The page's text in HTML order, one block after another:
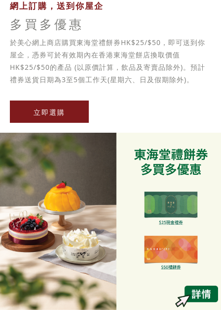
網上訂購，送到你屋企
多買多優惠
於美心網上商店購買東海堂禮餅券HK$25/$50，即可送到你
屋企，憑券可於有效期內在香港東海堂餅店換取價值
HK$25/$50的產品 (以原價計算，飲品及寄賣品除外)。預計
禮券送貨日期為3至5個工作天(星期六、日及假期除外)。
立即選購